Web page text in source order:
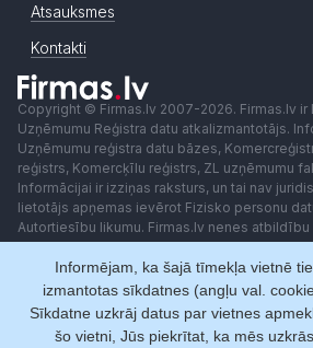
Atsauksmes
Kontakti
Copyright © Firmas.lv 2007-2026. Firmas.lv ir
Uzņēmumu Reģistra datu atkalizmantotājs.
Uzņēmumu reģistra datu bāzes,
reģistrs, Komercķīlu reģistrs, ZL uzņēmumu
Informācijai ir izziņas raksturs, un tai nav
lietotājs apņemas ievērot Fizisko personu
Autortiesību likumu. Firmas.lv nenes
lēmumiem, kas balstīti uz saņemto
izmantot jebkādas automatizētas sistēmas
piekļuvei sistēmai bez rakstiskas
redaktore: Ingūna Pempere.
Lietošanas noteikumi
Privātuma politika
Informējam, ka šajā tīmekļa vietnē
izmantotas sīkdatnes (angļu val.
Sīkdatne uzkrāj datus par vietnes
šo vietni, Jūs piekrītat, ka mēs